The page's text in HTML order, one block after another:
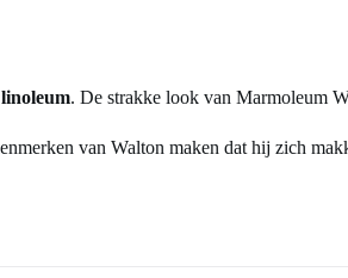
. De strakke look van Marmoleum
van Walton maken dat hij zich